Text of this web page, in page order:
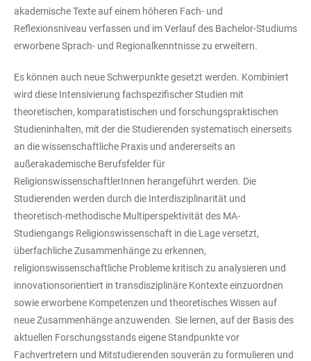
akademische Texte auf einem höheren Fach- und
Reflexionsniveau verfassen und im Verlauf des Bachelor-Studiums
erworbene Sprach- und Regionalkenntnisse zu erweitern.
Es können auch neue Schwerpunkte gesetzt werden. Kombiniert
wird diese Intensivierung fachspezifischer Studien mit
theoretischen, komparatistischen und forschungspraktischen
Studieninhalten, mit der die Studierenden systematisch einerseits
an die wissenschaftliche Praxis und andererseits an
außerakademische Berufsfelder für
ReligionswissenschaftlerInnen herangeführt werden. Die
Studierenden werden durch die Interdisziplinarität und
theoretisch-methodische Multiperspektivität des MA-
Studiengangs Religionswissenschaft in die Lage versetzt,
überfachliche Zusammenhänge zu erkennen,
religionswissenschaftliche Probleme kritisch zu analysieren und
innovationsorientiert in transdisziplinäre Kontexte einzuordnen
sowie erworbene Kompetenzen und theoretisches Wissen auf
neue Zusammenhänge anzuwenden. Sie lernen, auf der Basis des
aktuellen Forschungsstands eigene Standpunkte vor
Fachvertretern und Mitstudierenden souverän zu formulieren und